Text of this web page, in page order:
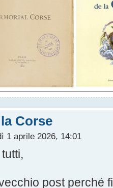
Corse
1 aprile 2026, 14:01
post perché